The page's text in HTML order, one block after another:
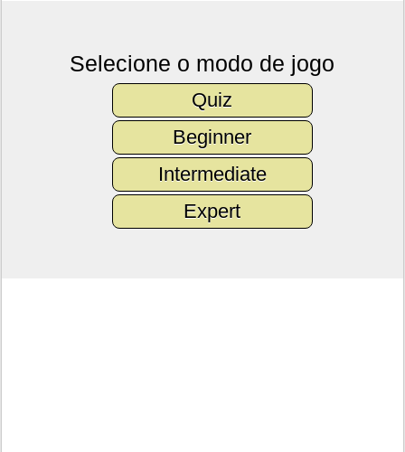
Selecione o modo de jogo
Quiz
Beginner
Intermediate
Expert